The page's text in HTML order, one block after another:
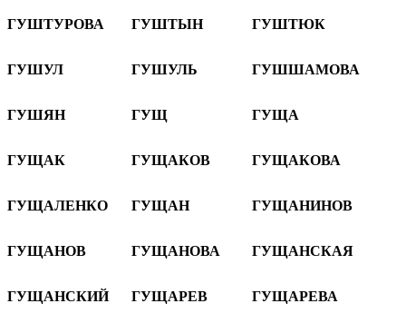
ГУШТУРОВА ГУШТЫН ГУШТЮК
ГУШУЛ ГУШУЛЬ ГУШШАМОВА
ГУШЯН ГУЩ ГУЩА
ГУЩАК ГУЩАКОВ ГУЩАКОВА
ГУЩАЛЕНКО ГУЩАН ГУЩАНИНОВ
ГУЩАНОВ ГУЩАНОВА ГУЩАНСКАЯ
ГУЩАНСКИЙ ГУЩАРЕВ ГУЩАРЕВА